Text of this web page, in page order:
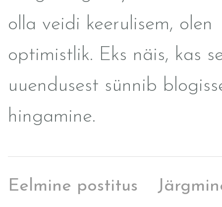
olla veidi keerulisem, olen
optimistlik. Eks näis, kas
uuendusest sünnib
hingamine.
Eelmine postitus